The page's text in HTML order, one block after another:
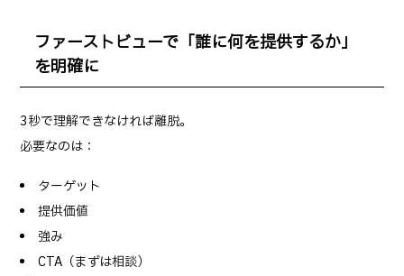
ファーストビューで「誰に何を提供するか」
を明確に
3秒で理解できなければ離脱。
必要なのは：
ターゲット
提供価値
強み
CTA（まずは相談）